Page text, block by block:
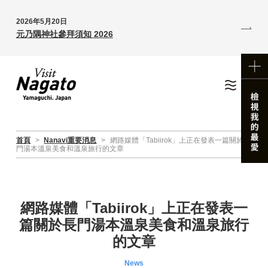
2026年5月20日
元乃隅神社參拜須知 2026
首頁 > Nanavi重要消息 > 網路媒體「Tabiirok」上正在發表一篇關於長
門湯本溫泉美食和溫泉旅行的文章
網路媒體「Tabiirok」上正在發表一
篇關於長門湯本溫泉美食和溫泉旅行
的文章
News